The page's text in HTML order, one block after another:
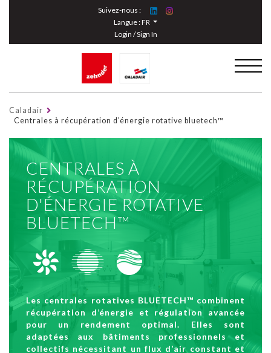
Suivez-nous :
Langue :FR
Login / Sign In
Caladair
Centrales à récupération d'énergie rotative bluetech™
CENTRALES À
RÉCUPÉRATION
D'ÉNERGIE ROTATIVE
BLUETECH™
Les centrales rotatives BLUETECH™ combinent
récupération d’énergie et régulation avancée
pour un rendement optimal. Elles sont
adaptées aux bâtiments professionnels et
collectifs nécessitant un flux d’air constant et
Cookies management panel